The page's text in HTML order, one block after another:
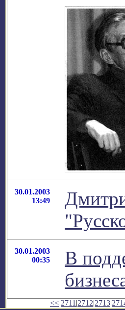
30.01.2003
13:49
30.01.2003
00:35
В
<< 2711 |2712|2713|